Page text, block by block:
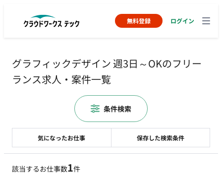
無料登録 ログイン
グラフィックデザイン 週3日～OKのフリー
ランス求人・案件一覧
該当するお仕事数1件
気になったお仕事 保存した検索条件
条件検索